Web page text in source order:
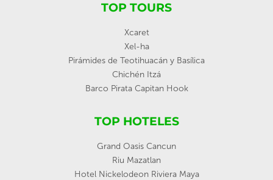
TOP TOURS
Xcaret
Xel-ha
Pirámides de Teotihuacán y Basílica
Chichén Itzá
Barco Pirata Capitan Hook
TOP HOTELES
Grand Oasis Cancun
Riu Mazatlan
Hotel Nickelodeon Riviera Maya